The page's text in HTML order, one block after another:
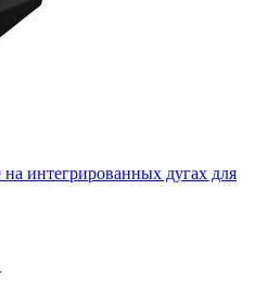
интегрированных дугах для